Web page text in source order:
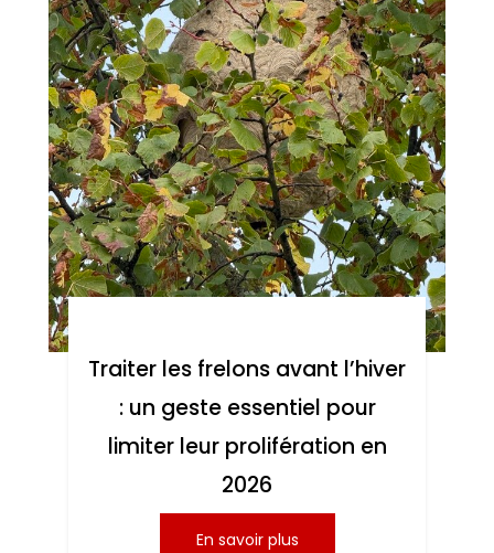
Traiter les frelons avant l’hiver
: un geste essentiel pour
limiter leur prolifération en
2026
En savoir plus